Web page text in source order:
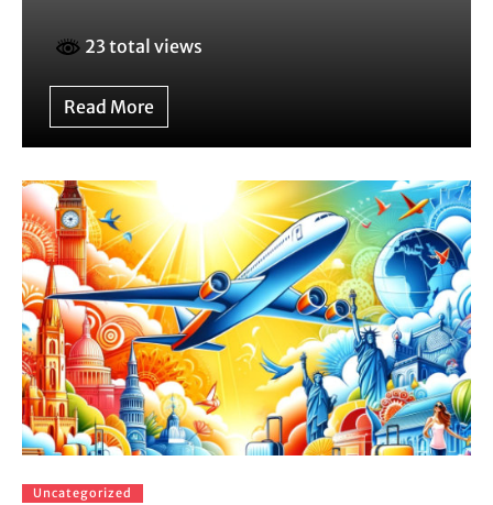
23 total views
Read More
Uncategorized